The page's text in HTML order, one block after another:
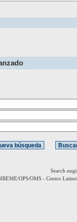
Search
OPS/OMS - Centro